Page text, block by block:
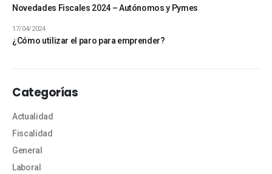
Novedades Fiscales 2024 – Autónomos y Pymes
¿Cómo utilizar el paro para emprender?
17/04/2024
Categorías
Actualidad
Fiscalidad
General
Laboral